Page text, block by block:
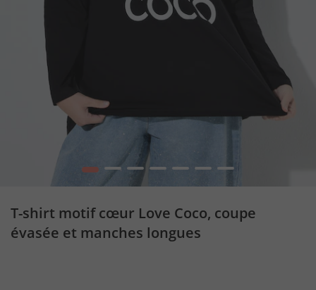
1 2 3 4 5 6 7
T-shirt motif cœur Love Coco, coupe
évasée et manches longues